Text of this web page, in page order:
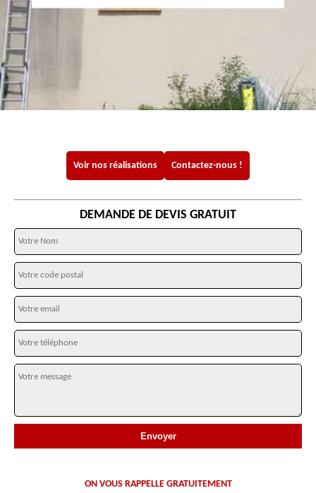
Voir nos réalisations Contactez-nous !
DEMANDE DE DEVIS GRATUIT
ON VOUS RAPPELLE GRATUITEMENT